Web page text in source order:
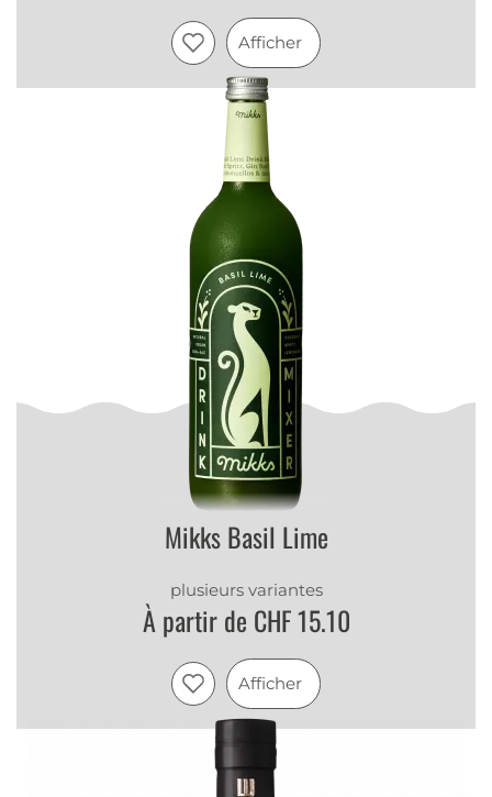
Afficher
Mikks Basil Lime
plusieurs variantes
À partir de CHF 15.10
Afficher